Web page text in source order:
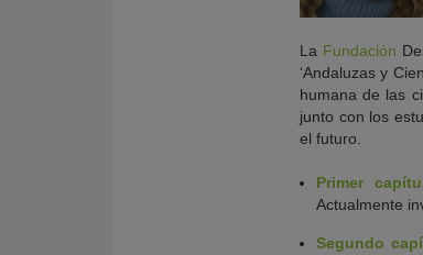
La Fundación
‘Andaluzas y
humana de las
junto con los
el futuro.
Primer
Actualmente
Segundo